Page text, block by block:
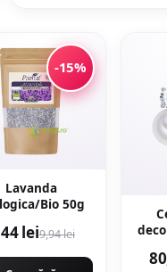
-15%
Lavanda
Bio 50g
lei9,94 lei